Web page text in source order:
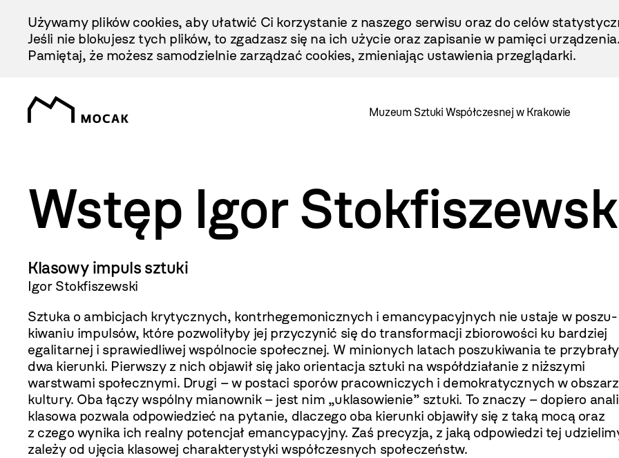
Treści
Używamy plików cookies, aby ułatwić Ci korzystanie z naszego serwisu oraz do celów
Jeśli nie blokujesz tych plików, to zgadzasz się na ich użycie oraz zapisanie w pamięci
Pamiętaj, że możesz samodzielnie zarządzać cookies, zmieniając ustawienia przeglądarki.
Muzeum Sztuki Współczesnej w Krakowie
Wstęp Igor
Klasowy impuls sztuki
Igor Stokfiszewski
Sztuka o ambicjach krytycznych, kontrhegemo­nicznych i emancypacyjnych nie ustaje w poszu­
kiwaniu impulsów, które pozwoliłyby jej przyczy­nić się do transformacji zbiorowości ku bardziej
egalitarnej i sprawiedliwej wspólnocie społecznej. W minionych latach poszukiwania te przybrały
dwa kierunki. Pierwszy z nich objawił się jako orientacja sztuki na współdziałanie z niższymi
warstwami społecznymi. Drugi –w postaci spo­rów pracowniczych i demokratycznych w
kultury. Oba łączy wspólny mianownik – jest nim „uklasowienie” sztuki. To znaczy – dopiero
klasowa pozwala odpowiedzieć na py­tanie, dlaczego oba kierunki objawiły się z taką mocą oraz
z czego wynika ich realny potencjał emancypacyjny. Zaś precyzja, z jaką odpowiedzi tej
zależy od ujęcia klasowej charak­terystyki współczesnych społeczeństw.